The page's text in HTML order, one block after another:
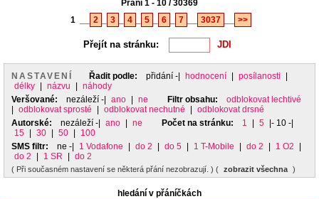
Přání 1 - 10 / 30369
1
2 3 4 5 6 7 3037 >>
Přejít na stránku:
NASTAVENÍ Řadit podle: přidání -| hodnocení posílanosti
délky
názvu
náhody
Veršované:
nezáleží -| ano ne Filtr obsahu:
odblokovat lechtivé
odblokovat sprosté odblokovat nechutné
odblokovat drsné
Autorské:
nezáleží -| ano ne Počet na stránku: 1 5
|- 10 -|
15
30 50
100
SMS filtr:
ne -| 1 Vodafone do 2 do 5 1 T-Mobile do 2 1 O2
do 2
1 SR do 2
( Při současném nastavení se některá přání nezobrazují. ) ( zobrazit všechna )
hledání v přáníčkách